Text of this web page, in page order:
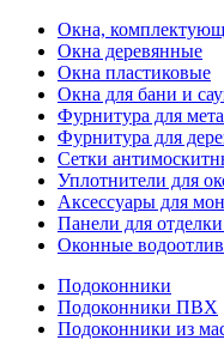
Окна,
Окна деревянные
Окна пластиковые
Окна для бани и
Фурнитура для
Фурнитура для
Сетки
Уплотнители для
Аксессуары для
Панели для
Оконные
Подоконники
Подоконники ПВХ
Подоконники из